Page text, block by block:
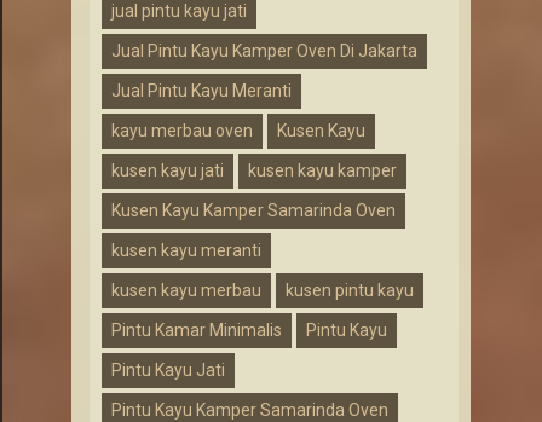
jual pintu kayu jati
Jual Pintu Kayu Kamper Oven Di Jakarta
Jual Pintu Kayu Meranti
kayu merbau oven Kusen Kayu
kusen kayu jati kusen kayu kamper
Kusen Kayu Kamper Samarinda Oven
kusen kayu meranti
kusen kayu merbau kusen pintu kayu
Pintu Kamar Minimalis Pintu Kayu
Pintu Kayu Jati
Pintu Kayu Kamper Samarinda Oven